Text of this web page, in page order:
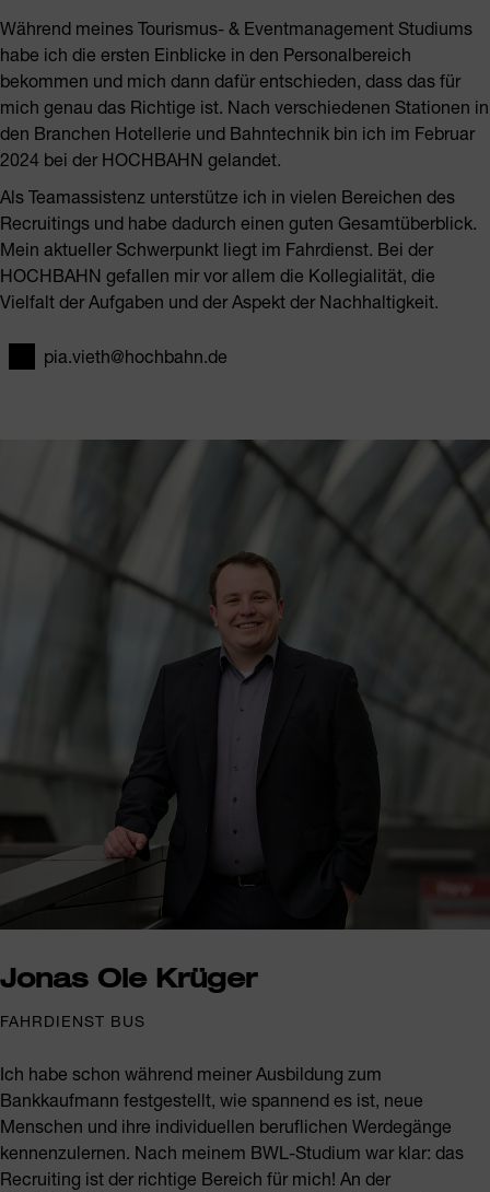
Während meines Tourismus- & Eventmanagement Studiums
habe ich die ersten Einblicke in den Personalbereich
bekommen und mich dann dafür entschieden, dass das für
mich genau das Richtige ist. Nach verschiedenen Stationen in
den Branchen Hotellerie und Bahntechnik bin ich im Februar
2024 bei der HOCHBAHN gelandet.
Als Teamassistenz unterstütze ich in vielen Bereichen des
Recruitings und habe dadurch einen guten Gesamtüberblick.
Mein aktueller Schwerpunkt liegt im Fahrdienst. Bei der
HOCHBAHN gefallen mir vor allem die Kollegialität, die
Vielfalt der Aufgaben und der Aspekt der Nachhaltigkeit.
E-Mail
pia.vieth@hochbahn.de
Jonas Ole Krüger
FAHRDIENST BUS
Ich habe schon während meiner Ausbildung zum
Bankkaufmann festgestellt, wie spannend es ist, neue
Menschen und ihre individuellen beruflichen Werdegänge
kennenzulernen. Nach meinem BWL-Studium war klar: das
Recruiting ist der richtige Bereich für mich! An der